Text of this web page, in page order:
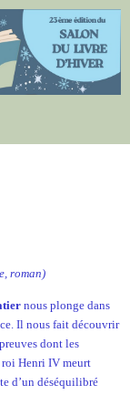
roman)
nous plonge dans
Il nous fait découvrir
dont les
Henri IV meurt
d’un déséquilibré